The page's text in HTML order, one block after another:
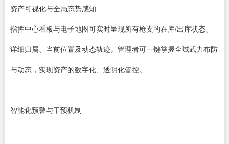
资产可视化与全局态势感知
指挥中心看板与电子地图可实时呈现所有枪支的在库/出库状态、
详细归属、当前位置及动态轨迹。管理者可一键掌握全域武力布防
与动态，实现资产的数字化、透明化管控。
智能化预警与干预机制